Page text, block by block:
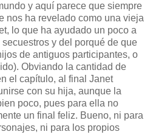
y aquí parece que siempre
nos ha revelado como una vieja
lo que ha ayudado un poco a
y del porqué de que
de antiguos participantes, o
Obviando la cantidad de
el capítulo, al final Janet
con su hija, aunque la
poco, pues para ella no
un final feliz. Bueno, ni para
ni para los propios